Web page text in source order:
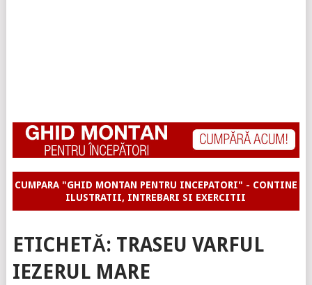
CUMPARA "GHID MONTAN PENTRU INCEPATORI" - CONTINE
ILUSTRATII, INTREBARI SI EXERCITII
ETICHETĂ: TRASEU VARFUL
IEZERUL MARE